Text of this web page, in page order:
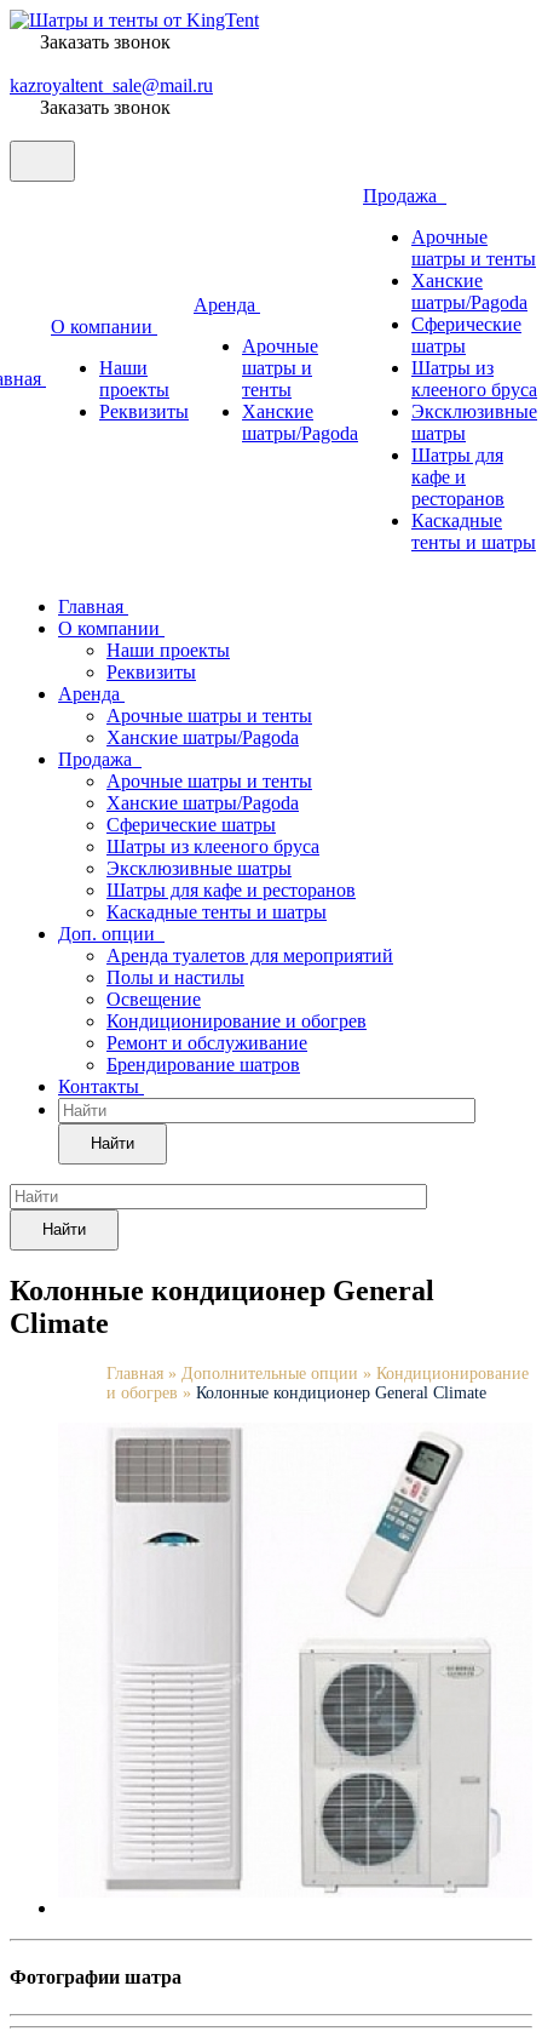
Заказать звонок
kazroyaltent_sale@mail.ru
Заказать звонок
О компании
Наши
проекты
Реквизиты
Аренда
Арочные
шатры и
тенты
Ханские
шатры/Pagoda
Продажа
Арочные
шатры и тенты
Ханские
шатры/Pagoda
Сферические
шатры
Шатры из
клееного бруса
Эксклюзивные
шатры
Шатры для
кафе и
ресторанов
Каскадные
тенты и шатры
Главная
О компании
Наши проекты
Реквизиты
Аренда
Арочные шатры и тенты
Ханские шатры/Pagoda
Продажа
Арочные шатры и тенты
Ханские шатры/Pagoda
Сферические шатры
Шатры из клееного бруса
Эксклюзивные шатры
Шатры для кафе и ресторанов
Каскадные тенты и шатры
Доп. опции
Аренда туалетов для мероприятий
Полы и настилы
Освещение
Кондиционирование и обогрев
Ремонт и обслуживание
Брендирование шатров
Контакты
Найти
Найти
Колонные кондиционер General
Climate
Главная » Дополнительные опции » Кондиционирование
и обогрев » Колонные кондиционер General Climate
Фотографии шатра